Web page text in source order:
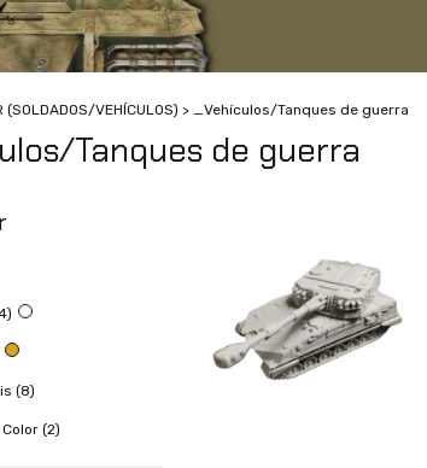
(SOLDADOS/VEHÍCULOS) > _Vehículos/Tanques de guerra
Tanques de guerra
(8)
(2)